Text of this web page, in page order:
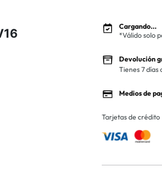
Cargando...
*Válido solo
Devolución
Tienes 7 días
Medios de
Tarjetas de crédito